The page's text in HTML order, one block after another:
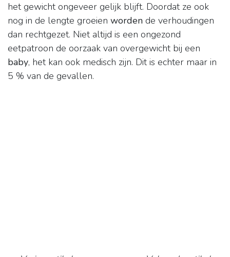
het gewicht ongeveer gelijk blijft. Doordat ze ook
nog in de lengte groeien worden de verhoudingen
dan rechtgezet. Niet altijd is een ongezond
eetpatroon de oorzaak van overgewicht bij een
baby, het kan ook medisch zijn. Dit is echter maar in
5 % van de gevallen.